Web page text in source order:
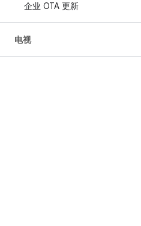
企业 OTA 更新
电视